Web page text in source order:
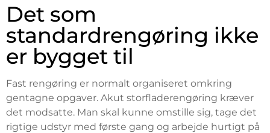
Det som
standardrengøring ikke
er bygget til
Fast rengøring er normalt organiseret omkring
gentagne opgaver. Akut storfladerengøring kræver
det modsatte. Man skal kunne omstille sig, tage det
rigtige udstyr med første gang og arbejde hurtigt på